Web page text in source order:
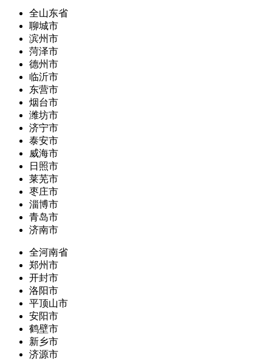
全山东省
聊城市
滨州市
菏泽市
德州市
临沂市
东营市
烟台市
潍坊市
济宁市
泰安市
威海市
日照市
莱芜市
枣庄市
淄博市
青岛市
济南市
全河南省
郑州市
开封市
洛阳市
平顶山市
安阳市
鹤壁市
新乡市
济源市